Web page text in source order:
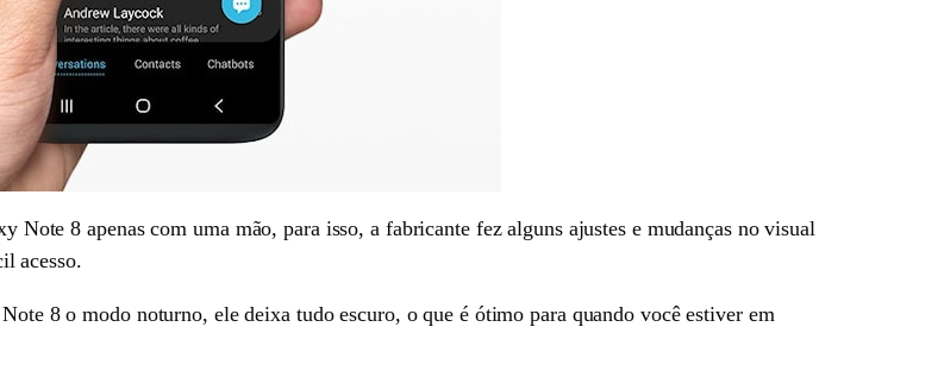
Note 8 apenas com uma mão, para isso, a fabricante fez alguns ajustes e mudanças no visual
acesso.
8 o modo noturno, ele deixa tudo escuro, o que é ótimo para quando você estiver em